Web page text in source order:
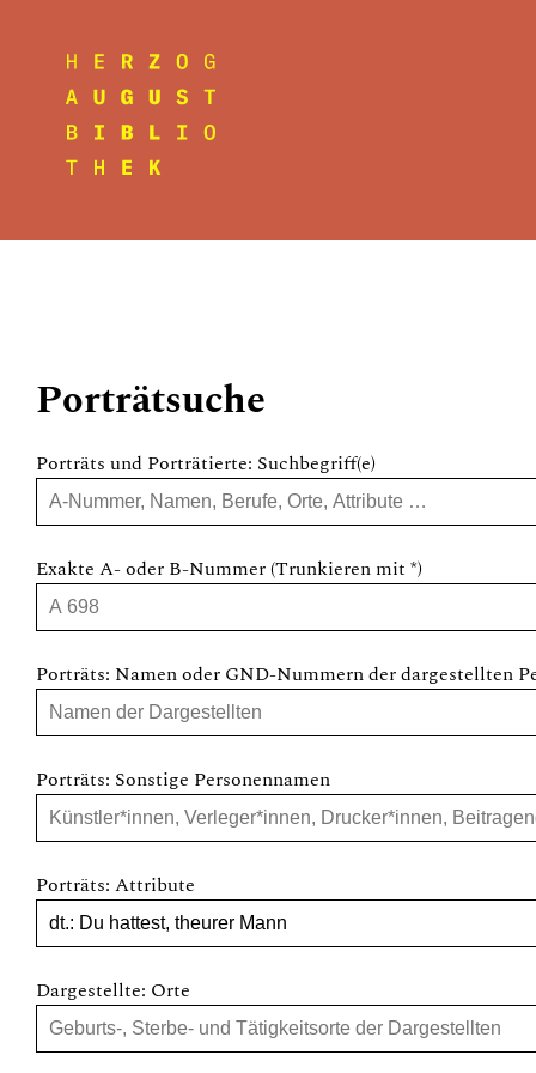
Porträtsuche
Porträts und Porträtierte: Suchbegriff(e)
Exakte A- oder B-Nummer (Trunkieren mit *)
Porträts: Namen oder GND-Nummern der dargestellten
Porträts: Sonstige Personennamen
Porträts: Attribute
Dargestellte: Orte